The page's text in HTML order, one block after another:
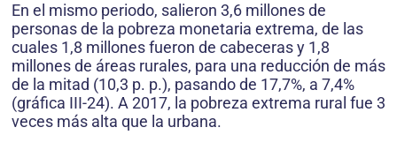
En el mismo periodo, salieron 3,6 millones de
personas de la pobreza monetaria extrema, de las
cuales 1,8 millones fueron de cabeceras y 1,8
millones de áreas rurales, para una reducción de más
de la mitad (10,3 p. p.), pasando de 17,7%, a 7,4%
(gráfica III-24). A 2017, la pobreza extrema rural fue 3
veces más alta que la urbana.